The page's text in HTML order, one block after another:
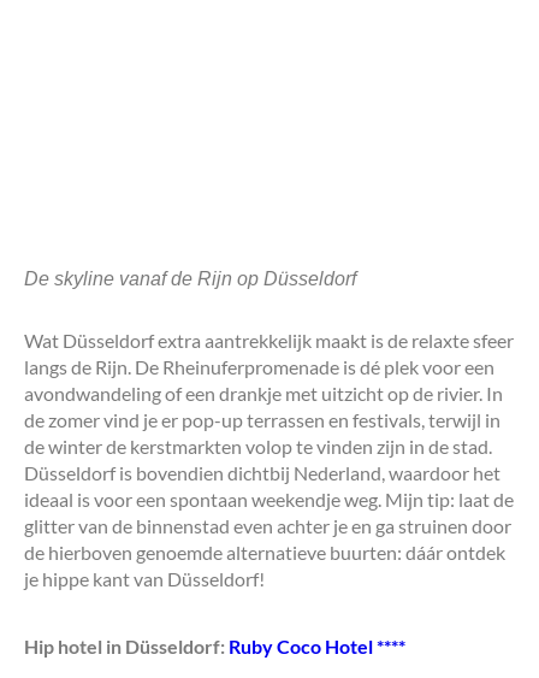
De skyline vanaf de Rijn op Düsseldorf
Wat Düsseldorf extra aantrekkelijk maakt is de relaxte sfeer
langs de Rijn. De Rheinuferpromenade is dé plek voor een
avondwandeling of een drankje met uitzicht op de rivier. In
de zomer vind je er pop-up terrassen en festivals, terwijl in
de winter de kerstmarkten volop te vinden zijn in de stad.
Düsseldorf is bovendien dichtbij Nederland, waardoor het
ideaal is voor een spontaan weekendje weg. Mijn tip: laat de
glitter van de binnenstad even achter je en ga struinen door
de hierboven genoemde alternatieve buurten: dáár ontdek
je hippe kant van Düsseldorf!
Hip hotel in Düsseldorf: Ruby Coco Hotel ****